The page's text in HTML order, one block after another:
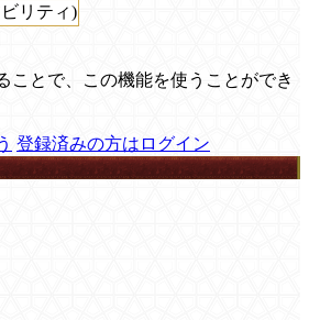
リティ)
ことで、この機能を使うことができ
登録済みの方はログイン